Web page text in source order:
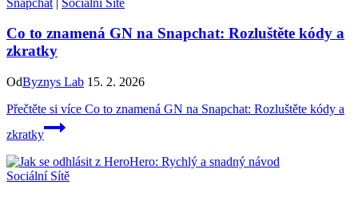
Co to znamená GN na Snapchat: Rozluštěte kódy a
zkratky
OdByznys Lab 15. 2. 2026
Přečtěte si více Co to znamená GN na Snapchat: Rozluštěte kódy a
zkratky
Sociální Sítě